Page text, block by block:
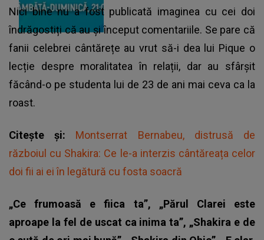
Nici bine nu a fost publicată imaginea cu cei doi
îndrăgostiți că au și început comentariile. Se pare că
fanii celebrei cântărețe au vrut să-i dea lui Pique o
lecție despre moralitatea în relații, dar au sfârșit
făcând-o pe studenta lui de 23 de ani mai ceva ca la
roast.
Citește și: Montserrat Bernabeu, distrusă de
războiul cu Shakira: Ce le-a interzis cântăreața celor
doi fii ai ei în legătură cu fosta soacră
„Ce frumoasă e fiica ta”, „Părul Clarei este
aproape la fel de uscat ca inima ta”, „Shakira e de